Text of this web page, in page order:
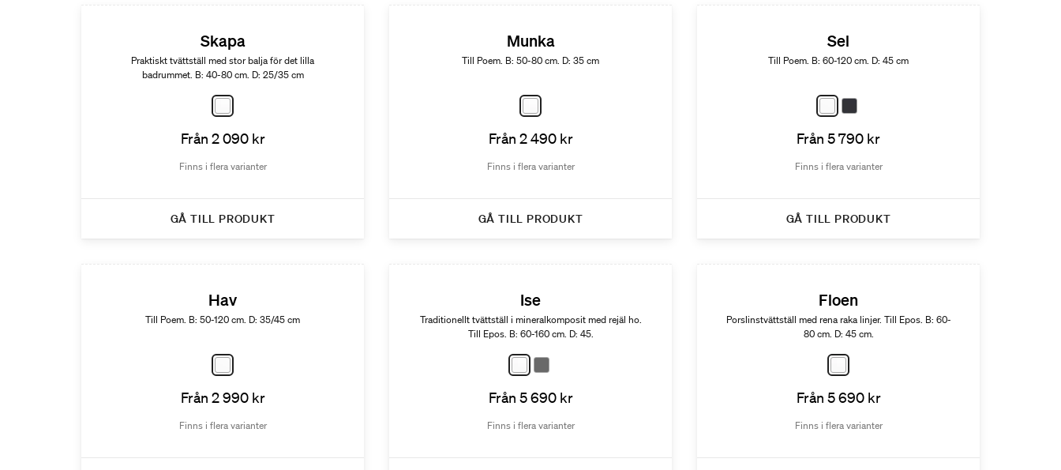
Skapa
Praktiskt tvättställ med stor balja för det lilla
badrummet. B: 40-80 cm. D: 25/35 cm
Från 2 090 kr
Finns i flera varianter
GÅ TILL PRODUKT
Munka
Till Poem. B: 50-80 cm. D: 35 cm
Från 2 490 kr
Finns i flera varianter
GÅ TILL PRODUKT
Sel
Till Poem. B: 60-120 cm. D: 45 cm
Från 5 790 kr
Finns i flera varianter
GÅ TILL PRODUKT
Hav
Till Poem. B: 50-120 cm. D: 35/45 cm
Från 2 990 kr
Finns i flera varianter
Ise
Traditionellt tvättställ i mineralkomposit med rejäl ho.
Till Epos. B: 60-160 cm. D: 45.
Från 5 690 kr
Finns i flera varianter
Floen
Porslinstvättställ med rena raka linjer. Till Epos. B: 60-
80 cm. D: 45 cm.
Från 5 690 kr
Finns i flera varianter